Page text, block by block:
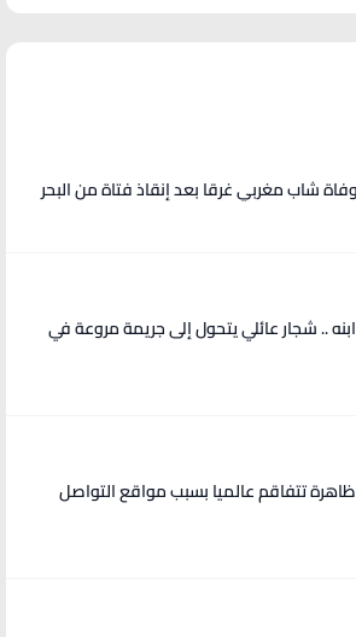
راح ضحيتها رجل على يد ابنه .. شجار عائلي يتحول إلى جريمة مروعة في
هوس عاطفي مفرط .. ظاهرة تتفاقم عالميا بسبب مواقع التواصل